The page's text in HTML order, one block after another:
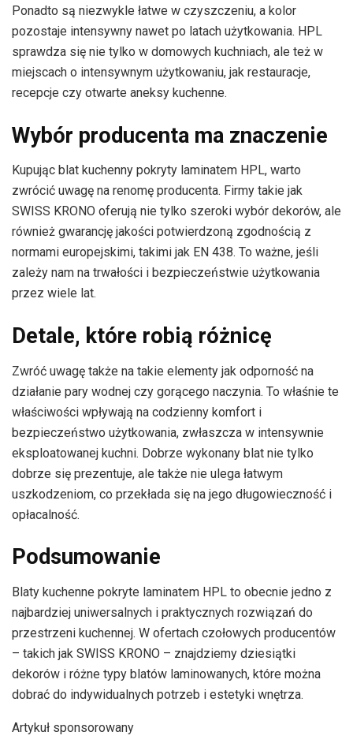
Ponadto są niezwykle łatwe w czyszczeniu, a kolor
pozostaje intensywny nawet po latach użytkowania. HPL
sprawdza się nie tylko w domowych kuchniach, ale też w
miejscach o intensywnym użytkowaniu, jak restauracje,
recepcje czy otwarte aneksy kuchenne.
Wybór producenta ma znaczenie
Kupując blat kuchenny pokryty laminatem HPL, warto
zwrócić uwagę na renomę producenta. Firmy takie jak
SWISS KRONO oferują nie tylko szeroki wybór dekorów, ale
również gwarancję jakości potwierdzoną zgodnością z
normami europejskimi, takimi jak EN 438. To ważne, jeśli
zależy nam na trwałości i bezpieczeństwie użytkowania
przez wiele lat.
Detale, które robią różnicę
Zwróć uwagę także na takie elementy jak odporność na
działanie pary wodnej czy gorącego naczynia. To właśnie te
właściwości wpływają na codzienny komfort i
bezpieczeństwo użytkowania, zwłaszcza w intensywnie
eksploatowanej kuchni. Dobrze wykonany blat nie tylko
dobrze się prezentuje, ale także nie ulega łatwym
uszkodzeniom, co przekłada się na jego długowieczność i
opłacalność.
Podsumowanie
Blaty kuchenne pokryte laminatem HPL to obecnie jedno z
najbardziej uniwersalnych i praktycznych rozwiązań do
przestrzeni kuchennej. W ofertach czołowych producentów
– takich jak SWISS KRONO – znajdziemy dziesiątki
dekorów i różne typy blatów laminowanych, które można
dobrać do indywidualnych potrzeb i estetyki wnętrza.
Artykuł sponsorowany